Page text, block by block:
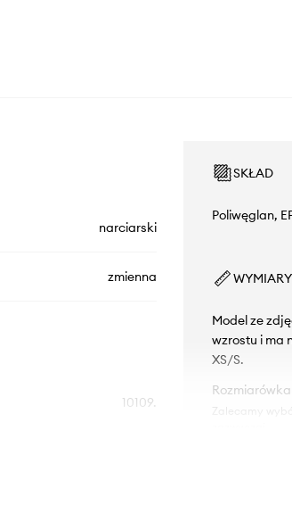
narciarski
zmienna
10109.
SKŁAD
Poliwęglan,
WYMIARY
Model ze
wzrostu i ma
XS/S.
Zalecamy